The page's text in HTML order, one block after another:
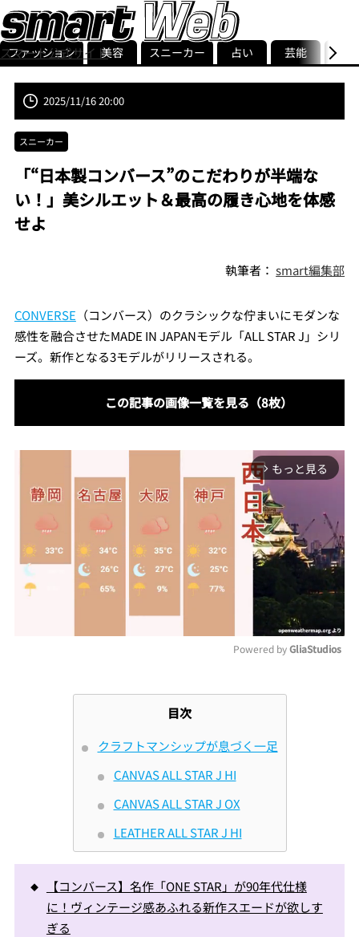
スマート公式サイト
smart最新号
記事一覧ランキング
ストリ
ファッション 美容 スニーカー 占い 芸能 グル
2025/11/16 20:00
スニーカー
「“日本製コンバース”のこだわりが半端な
い！」美シルエット＆最高の履き心地を体感
せよ
執筆者：smart編集部
CONVERSE （コンバース）のクラシックな佇まいにモダンな
感性を融合させたMADE IN JAPANモデル「ALL STAR J」シリ
ーズ。新作となる3モデルがリリースされる。
この記事の画像一覧を見る（8枚）
arrow_forward_ios もっと見る
Powered by GliaStudios
目次
クラフトマンシップが息づく一足
CANVAS ALL STAR J HI
CANVAS ALL STAR J OX
LEATHER ALL STAR J HI
【コンバース】名作「ONE STAR」が90年代仕様
に！ヴィンテージ感あふれる新作スエードが欲しす
ぎる